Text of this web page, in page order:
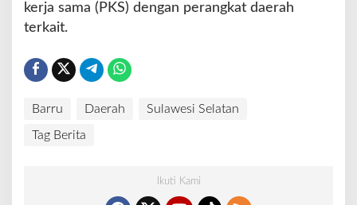
kerja sama (PKS) dengan perangkat daerah
terkait.
Barru Daerah Sulawesi Selatan
Tag Berita
Ikuti Kami